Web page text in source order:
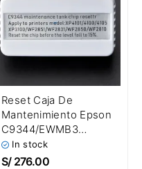
Reset Caja De
Mantenimiento Epson
C9344/EWMB3
EcoTank L5590 /
L3560 Reseteador De
In stock
S/276.00